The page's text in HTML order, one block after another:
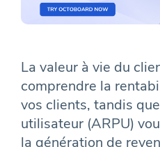
La valeur à vie du
comprendre la
vos clients, tandis
utilisateur (ARPU)
la génération de